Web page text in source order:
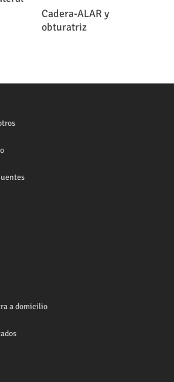
Leer Más
Cadera-ALAR y
obturatriz
a domicilio